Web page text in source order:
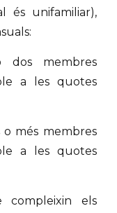
és unifamiliar),
membres
a les quotes
o més membres
a les quotes
compleixin els